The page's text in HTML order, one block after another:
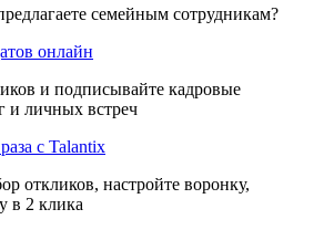
семейным сотрудникам?
онлайн
и подписывайте кадровые
и личных встреч
с Talantix
откликов, настройте воронку,
в 2 клика